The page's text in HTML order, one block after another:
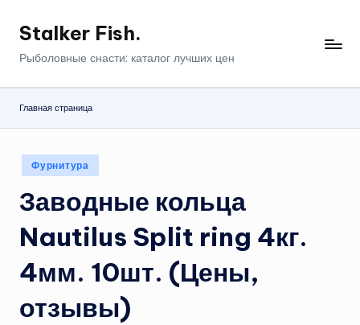
Перейти
Stalker Fish.
Рыболовные снасти: каталог лучших цен
Главная страница
Опубликовано
в
Фурнитура
Заводные кольца
Nautilus Split ring 4кг.
4мм. 10шт. (Цены,
отзывы)